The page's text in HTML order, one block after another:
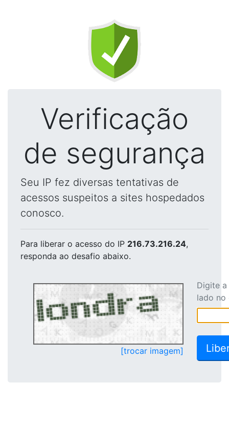
Verificação
de segurança
Seu IP fez diversas tentativas de
acessos suspeitos a sites hospedados
conosco.
Para liberar o acesso do IP 216.73.216.24,
responda ao desafio abaixo.
[trocar imagem]
Digite
lado no